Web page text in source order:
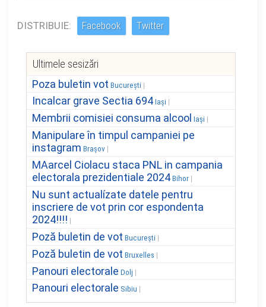
DISTRIBUIE: Facebook Twitter
Ultimele sesizări
Poza buletin vot București
Incalcar grave Sectia 694Iași
Membrii comisiei consuma alcool Iași
Manipulare în timpul campaniei pe
instagram Brașov
MAarcel Ciolacu staca PNL in campania
electorala prezidentiale 2024Bihor
Nu sunt actualízate datele pentru
inscriere de vot prin cor espondenta
2024!!!!
Poză buletin de vot București
Poză buletin de vot Bruxelles
Panouri electorale Dolj
Panouri electorale Sibiu